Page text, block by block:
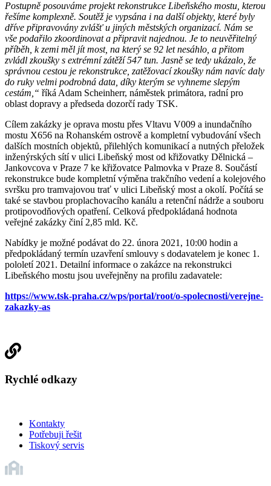
Postupně posouváme projekt rekonstrukce Libeňského mostu, kterou
řešíme komplexně. Soutěž je vypsána i na další objekty, které byly
dříve připravovány zvlášť u jiných městských organizací. Nám se
vše podařilo zkoordinovat a připravit najednou. Je to neuvěřitelný
příběh, k zemi měl jít most, na který se 92 let nesáhlo, a přitom
zvládl zkoušky s extrémní zátěží 547 tun. Jasně se tedy ukázalo, že
správnou cestou je rekonstrukce, zatěžovací zkoušky nám navíc daly
do ruky velmi podrobná data, díky kterým se vyhneme slepým
cestám,“ říká Adam Scheinherr, náměstek primátora, radní pro
oblast dopravy a předseda dozorčí rady TSK.
Cílem zakázky je oprava mostu přes Vltavu V009 a inundačního
mostu X656 na Rohanském ostrově a kompletní vybudování všech
dalších mostních objektů, přilehlých komunikací a nutných přeložek
inženýrských sítí v ulici Libeňský most od křižovatky Dělnická –
Jankovcova v Praze 7 ke křižovatce Palmovka v Praze 8. Součástí
rekonstrukce bude kompletní výměna trakčního vedení a kolejového
svršku pro tramvajovou trať v ulici Libeňský most a okolí. Počítá se
také se stavbou proplachovacího kanálu a retenční nádrže a souboru
protipovodňových opatření. Celková předpokládaná hodnota
veřejné zakázky činí 2,85 mld. Kč.
Nabídky je možné podávat do 22. února 2021, 10:00 hodin a
předpokládaný termín uzavření smlouvy s dodavatelem je konec 1.
pololetí 2021. Detailní informace o zakázce na rekonstrukci
Libeňského mostu jsou uveřejněny na profilu zadavatele:
https://www.tsk-praha.cz/wps/portal/root/o-spolecnosti/verejne-
zakazky-as
Rychlé odkazy
Kontakty
Potřebuji řešit
Tiskový servis